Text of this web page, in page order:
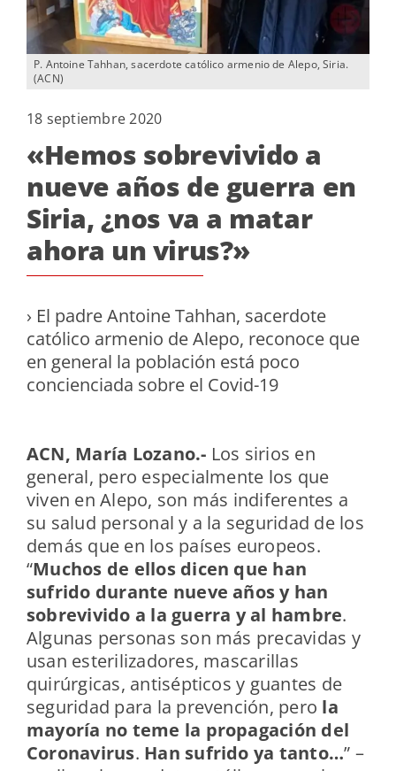
P. Antoine Tahhan, sacerdote católico armenio de Alepo, Siria.
(ACN)
18 septiembre 2020
«Hemos sobrevivido a
nueve años de guerra en
Siria, ¿nos va a matar
ahora un virus?»
› El padre Antoine Tahhan, sacerdote
católico armenio de Alepo, reconoce que
en general la población está poco
concienciada sobre el Covid-19
ACN, María Lozano.- Los sirios en
general, pero especialmente los que
viven en Alepo, son más indiferentes a
su salud personal y a la seguridad de los
demás que en los países europeos.
“Muchos de ellos dicen que han
sufrido durante nueve años y han
sobrevivido a la guerra y al hambre.
Algunas personas son más precavidas y
usan esterilizadores, mascarillas
quirúrgicas, antisépticos y guantes de
seguridad para la prevención, pero la
mayoría no teme la propagación del
Coronavirus. Han sufrido ya tanto…” –